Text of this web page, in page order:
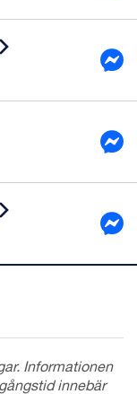
Informationen
innebär